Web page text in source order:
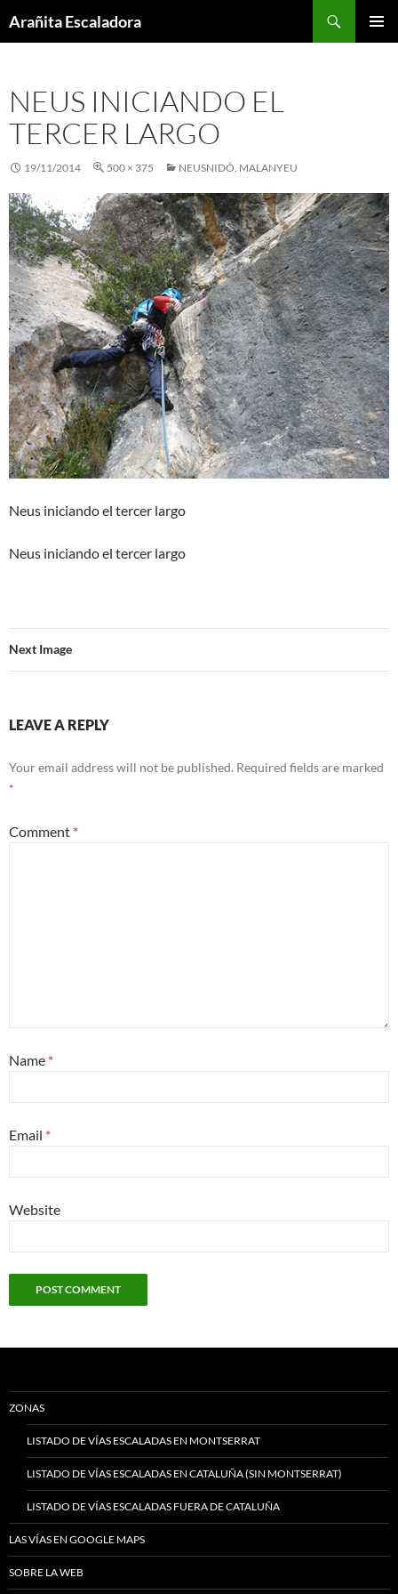
toArañita Escaladora
NEUS INICIANDO EL
TERCER LARGO
19/11/2014 500 × 375 NEUSNIDÓ. MALANYEU
Neus iniciando el tercer largo
Neus iniciando el tercer largo
Next Image
LEAVE A REPLY
Your email address will not be published. Required fields are marked
*
Comment *
Name *
Email *
Website
ZONAS
LISTADO DE VÍAS ESCALADAS EN MONTSERRAT
LISTADO DE VÍAS ESCALADAS EN CATALUÑA (SIN MONTSERRAT)
LISTADO DE VÍAS ESCALADAS FUERA DE CATALUÑA
LAS VÍAS EN GOOGLE MAPS
SOBRE LA WEB